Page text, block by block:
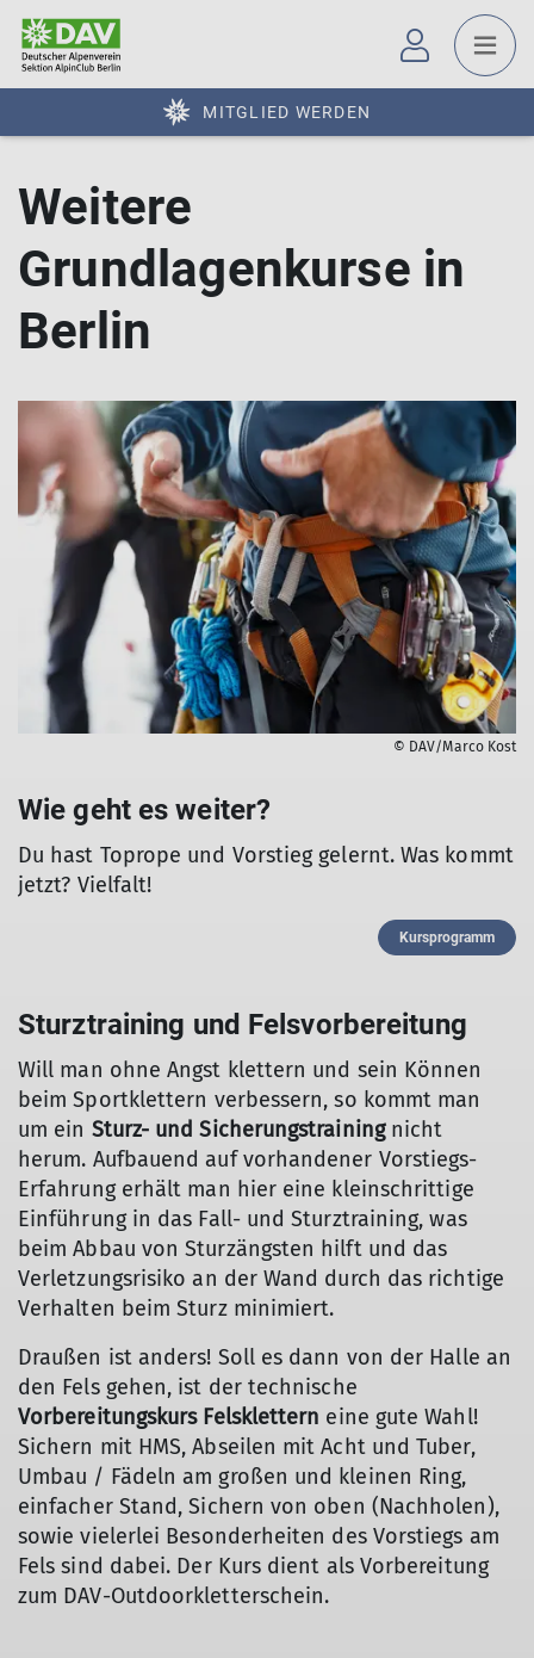
MITGLIED WERDEN
Weitere
Grundlagenkurse in
Berlin
© DAV/Marco Kost
Wie geht es weiter?
Du hast Toprope und Vorstieg gelernt. Was kommt
jetzt? Vielfalt!
Kursprogramm
Sturztraining und Felsvorbereitung
Will man ohne Angst klettern und sein Können
beim Sportklettern verbessern, so kommt man
um ein Sturz- und Sicherungstrainingnicht
herum. Aufbauend auf vorhandener Vorstiegs-
Erfahrung erhält man hier eine kleinschrittige
Einführung in das Fall- und Sturztraining, was
beim Abbau von Sturzängsten hilft und das
Verletzungsrisiko an der Wand durch das richtige
Verhalten beim Sturz minimiert.
Draußen ist anders! Soll es dann von der Halle an
den Fels gehen, ist der technische
Vorbereitungskurs Felsklettern eine gute Wahl!
Sichern mit HMS, Abseilen mit Acht und Tuber,
Umbau / Fädeln am großen und kleinen Ring,
einfacher Stand, Sichern von oben (Nachholen),
sowie vielerlei Besonderheiten des Vorstiegs am
Fels sind dabei. Der Kurs dient als Vorbereitung
zum DAV-Outdoorkletterschein.